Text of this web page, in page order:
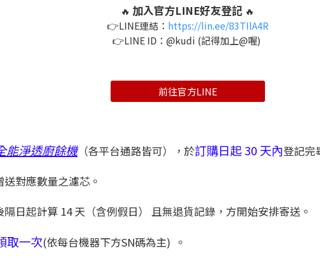
🔥 加入官方LINE好友登記 🔥
👉LINE連結： https://lin.ee/83TIlA4R
👉LINE ID：@kudi (記得加上@喔)
前往官方LINE
能淨透廚餘機（各平台通路皆可），於訂購日起 30 天內登記完
對應數量之濾芯。
日起計算 14 天（含例假日） 且無退貨記錄，方開始安排寄送。
取一次(依每台機器下方SN碼為主) 。